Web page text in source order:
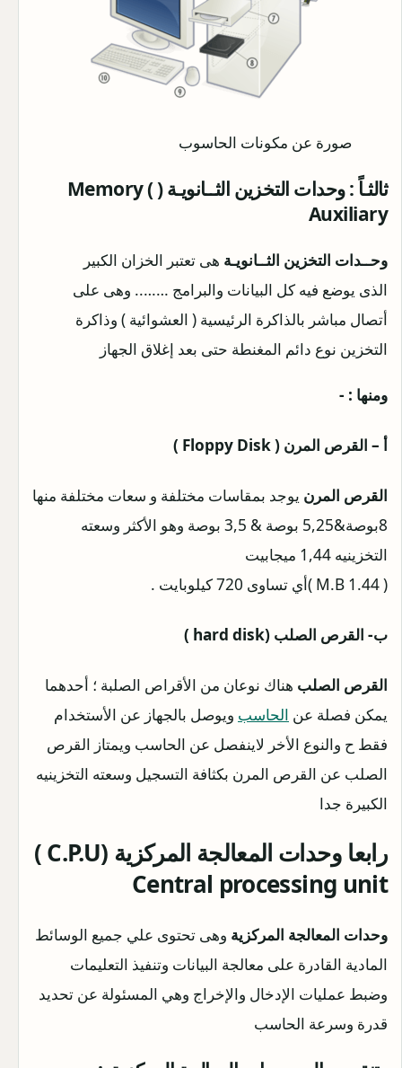
صورة عن مكونات الحاسوب
ثالثـاً : وحدات التخزين الثــانويـة ( Memory (
Auxiliary
وحــدات التخزين الثــانويـة هى تعتبر الخزان الكبير
الذى يوضع فيه كل البيانات والبرامج …….. وهى على
أتصال مباشر بالذاكرة الرئيسية ( العشوائية ) وذاكرة
التخزين نوع دائم المغنطة حتى بعد إغلاق الجهاز
ومنها : -
أ – القرص المرن ( Floppy Disk )
القرص المرن يوجد بمقاسات مختلفة و سعات مختلفة منها
8بوصة&5,25 بوصة & 3,5 بوصة وهو الأكثر وسعته
التخزينيه 1,44 ميجابيت
( 1.44 M.B )أي تساوى 720 كيلوبايت .
ب- القرص الصلب (hard disk )
القرص الصلب هناك نوعان من الأقراص الصلبة ؛ أحدهما
يمكن فصلة عن الحاسب ويوصل بالجهاز عن الأستخدام
فقط ح والنوع الأخر لاينفصل عن الحاسب ويمتاز القرص
الصلب عن القرص المرن بكثافة التسجيل وسعته التخزينيه
الكبيرة جدا
رابعا وحدات المعالجة المركزية (C.P.U )
Central processing unit
وحدات المعالجة المركزية وهى تحتوى علي جميع الوسائط
المادية القادرة على معالجة البيانات وتنفيذ التعليمات
وضبط عمليات الإدخال والإخراج وهي المسئولة عن تحديد
قدرة وسرعة الحاسب